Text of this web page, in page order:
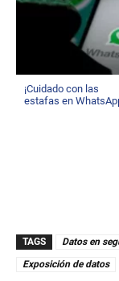
¡Cuidado con las
estafas en
TAGS Datos en
Exposición de datos